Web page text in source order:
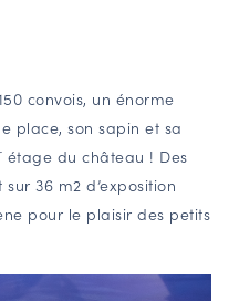
convois, un énorme
place, son sapin et sa
étage du château ! Des
36 m2 d’exposition
pour le plaisir des petits